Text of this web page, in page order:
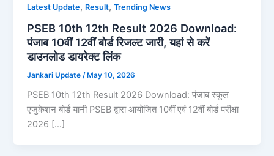
Latest Update, Result,Trending News
PSEB 10th 12th Result 2026 Download:
पंजाब 10वीं 12वीं बोर्ड रिजल्ट जारी, यहां से करें
डाउनलोड डायरेक्ट लिंक
Jankari Update /May 10, 2026
PSEB 10th 12th Result 2026 Download: पंजाब स्कूल
एजुकेशन बोर्ड यानी PSEB द्वारा आयोजित 10वीं एवं 12वीं बोर्ड परीक्षा
2026 […]